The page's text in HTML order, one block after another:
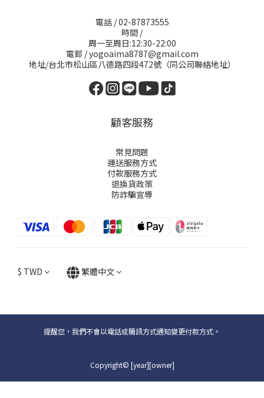
電話 / 02-87873555
時間 /
周一至周日:12:30-22:00
電郵 / yogoaima8787@gmail.com
地址/台北市松山區八德路四段472號（同公司聯絡地址）
顧客服務
常見問題
運送服務方式
付款服務方式
退換貨政策
防詐騙宣導
$ TWD 繁體中文
提醒您，我們不會以電話或簡訊方式通知變更付款方式。
Copyright© [year][owner]